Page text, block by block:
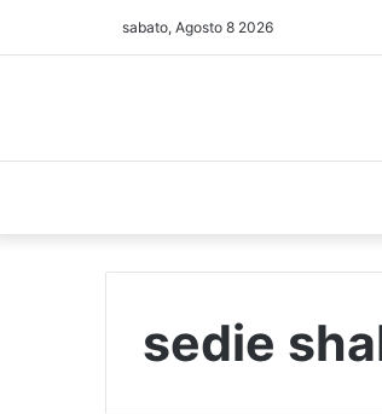
sabato, Agosto 8 2026
sedie